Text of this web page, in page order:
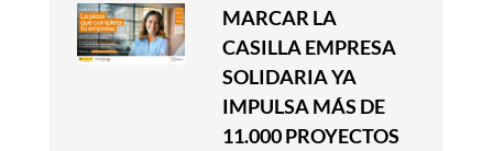
MARCAR LA
CASILLA EMPRESA
SOLIDARIA YA
IMPULSA MÁS DE
11.000 PROYECTOS